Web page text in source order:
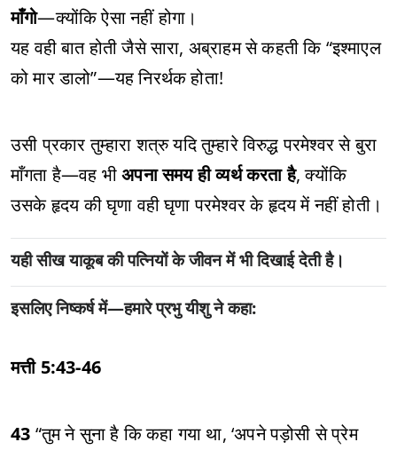
माँगो—क्योंकि ऐसा नहीं होगा।
यह वही बात होती जैसे सारा, अब्राहम से कहती कि “इश्माएल
को मार डालो”—यह निरर्थक होता!
उसी प्रकार तुम्हारा शत्रु यदि तुम्हारे विरुद्ध परमेश्वर से बुरा
माँगता है—वह भीअपना समय ही व्यर्थ करता है, क्योंकि
उसके हृदय की घृणा वही घृणा परमेश्वर के हृदय में नहीं होती।
यही सीख याकूब की पत्नियों के जीवन में भी दिखाई देती है।
इसलिए निष्कर्ष में—हमारे प्रभु यीशु ने कहा:
मत्ती 5:43-46
43 “तुम ने सुना है कि कहा गया था, ‘अपने पड़ोसी से प्रेम